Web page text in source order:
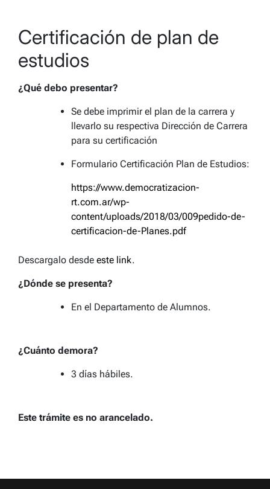
Certificación de plan de
estudios
¿Qué debo presentar?
Se debe imprimir el plan de la carrera y
llevarlo su respectiva Dirección de Carrera
para su certificación
Formulario Certificación Plan de Estudios:
https://www.democratizacion-
rt.com.ar/wp-
content/uploads/2018/03/009pedido-de-
certificacion-de-Planes.pdf
Descargalo desde este link.
¿Dónde se presenta?
En el Departamento de Alumnos.
¿Cuánto demora?
3 días hábiles.
Este trámite es no arancelado.